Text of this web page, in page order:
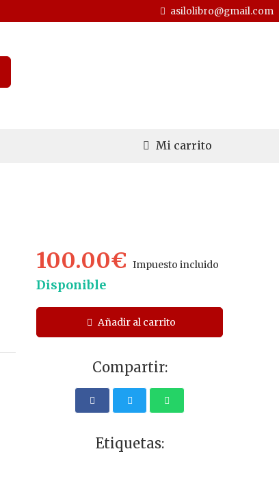
asilolibro@gmail.com
Mi carrito
100.00€Impuesto incluido
Disponible
Añadir al carrito
Compartir:
Etiquetas: